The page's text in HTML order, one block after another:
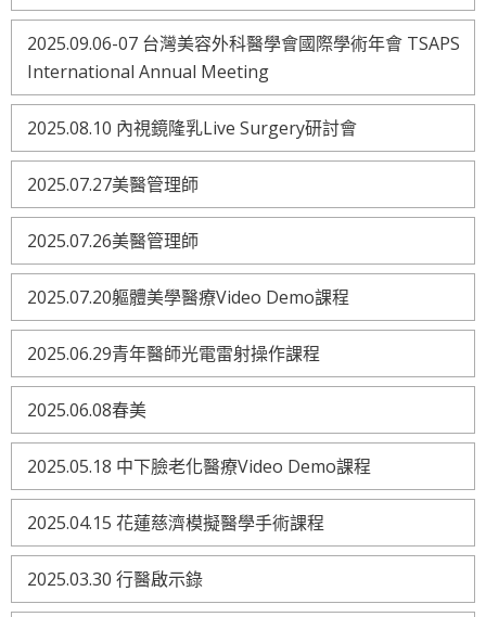
2025.09.06-07 台灣美容外科醫學會國際學術年會 TSAPS
International Annual Meeting
2025.08.10 內視鏡隆乳Live Surgery研討會
2025.07.27美醫管理師
2025.07.26美醫管理師
2025.07.20軀體美學醫療Video Demo課程
2025.06.29青年醫師光電雷射操作課程
2025.06.08春美
2025.05.18 中下臉老化醫療Video Demo課程
2025.04.15 花蓮慈濟模擬醫學手術課程
2025.03.30 行醫啟示錄